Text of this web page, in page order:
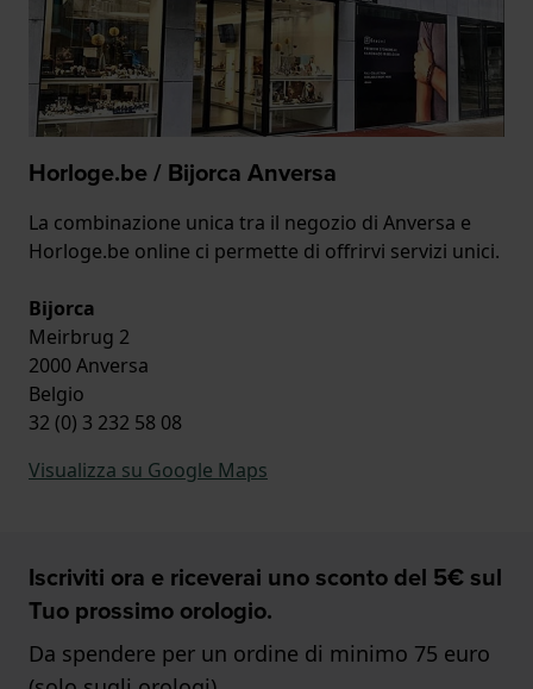
Horloge.be / Bijorca Anversa
La combinazione unica tra il negozio di Anversa e
Horloge.be online ci permette di offrirvi servizi unici.
Bijorca
Meirbrug 2
2000 Anversa
Belgio
32 (0) 3 232 58 08
Visualizza su Google Maps
Iscriviti ora e riceverai uno sconto del 5€ sul
Tuo prossimo orologio.
Da spendere per un ordine di minimo 75 euro